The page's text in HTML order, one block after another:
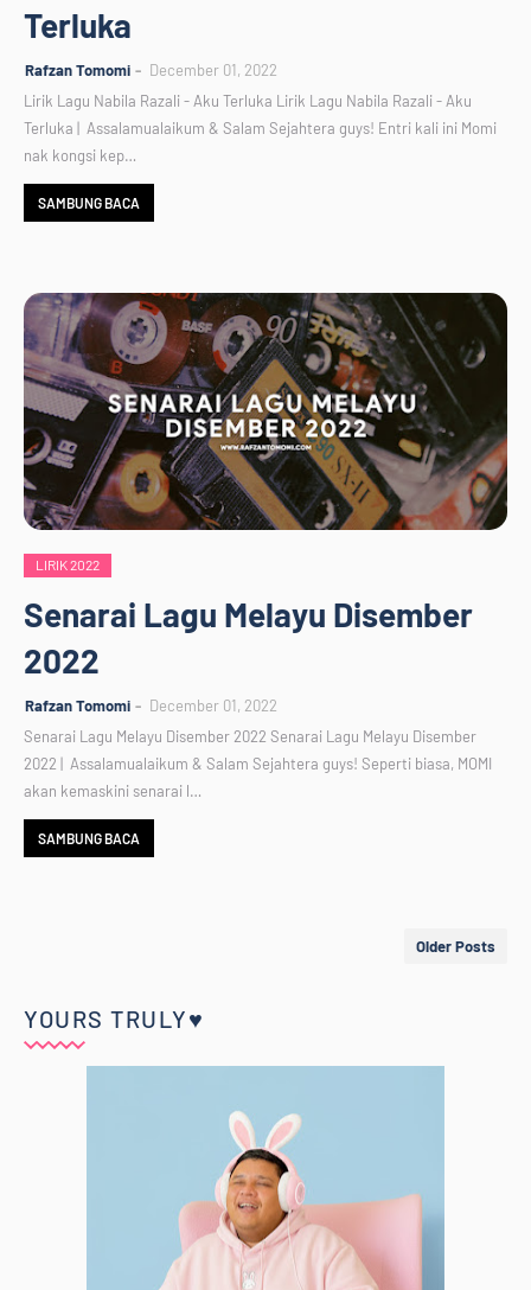
Terluka
Rafzan Tomomi
December 01, 2022
Lirik Lagu Nabila Razali - Aku Terluka Lirik Lagu Nabila Razali - Aku
Terluka | Assalamualaikum & Salam Sejahtera guys! Entri kali ini Momi
nak kongsi kep…
SAMBUNG BACA
LIRIK 2022
Senarai Lagu Melayu Disember
2022
Rafzan Tomomi
December 01, 2022
Senarai Lagu Melayu Disember 2022 Senarai Lagu Melayu Disember
2022 | Assalamualaikum & Salam Sejahtera guys! Seperti biasa, MOMI
akan kemaskini senarai l…
SAMBUNG BACA
Older Posts
YOURS TRULY♥